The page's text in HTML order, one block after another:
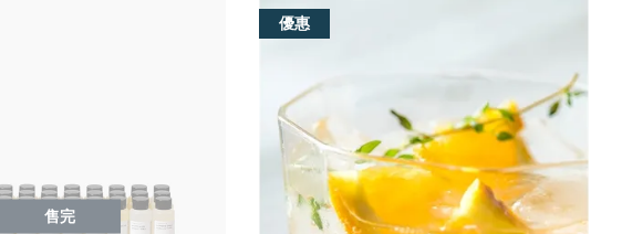
售完
優惠